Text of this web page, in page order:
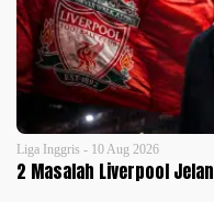
Liga Inggris - 10 Aug 2026
2 Masalah Liverpool